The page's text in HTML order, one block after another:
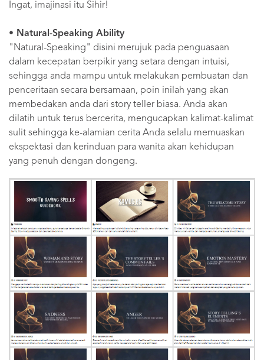
Ingat, imajinasi itu Sihir!
• Natural-Speaking Ability
"Natural-Speaking" disini merujuk pada penguasaan
dalam kecepatan berpikir yang setara dengan intuisi,
sehingga anda mampu untuk melakukan pembuatan dan
penceritaan secara bersamaan, poin inilah yang akan
membedakan anda dari story teller biasa. Anda akan
dilatih untuk terus bercerita, mengucapkan kalimat-kalimat
sulit sehingga ke-alamian cerita Anda selalu memuaskan
ekspektasi dan kerinduan para wanita akan kehidupan
yang penuh dengan dongeng.